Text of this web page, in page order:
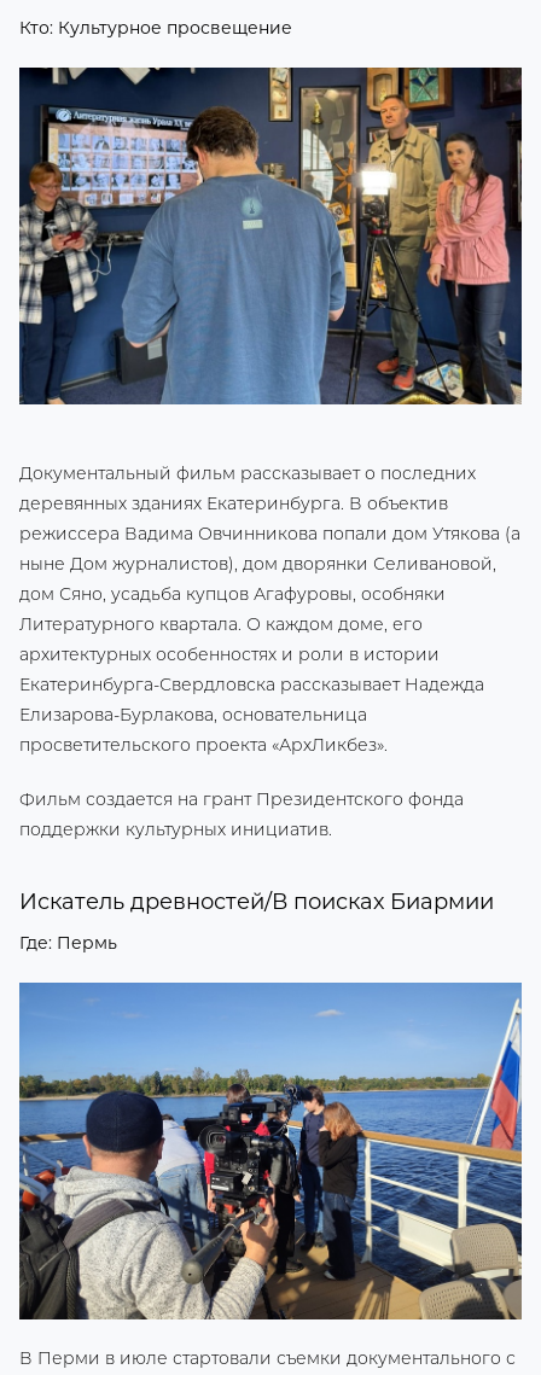
Кто: Культурное просвещение
Документальный фильм рассказывает о последних
деревянных зданиях Екатеринбурга. В объектив
режиссера Вадима Овчинникова попали дом Утякова (а
ныне Дом журналистов), дом дворянки Селивановой,
дом Сяно, усадьба купцов Агафуровы, особняки
Литературного квартала. О каждом доме, его
архитектурных особенностях и роли в истории
Екатеринбурга-Свердловска рассказывает Надежда
Елизарова-Бурлакова, основательница
просветительского проекта «АрхЛикбез».
Фильм создается на грант Президентского фонда
поддержки культурных инициатив.
Искатель древностей/В поисках Биармии
Где: Пермь
В Перми в июле стартовали съемки документального с